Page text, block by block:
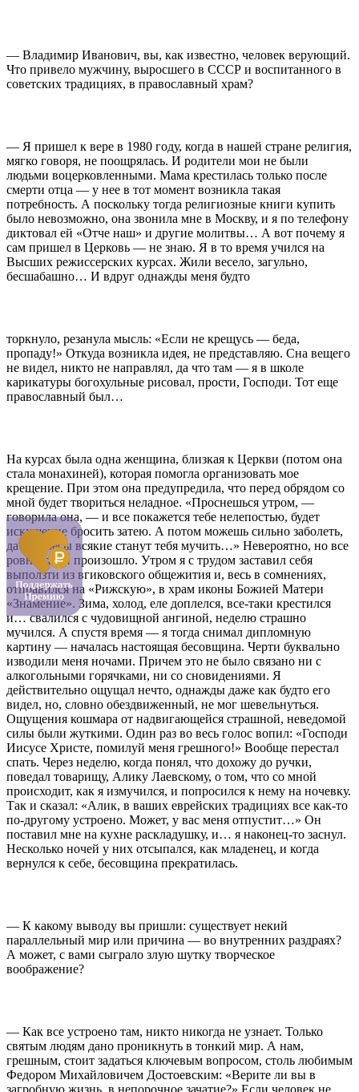
— Владимир Иванович, вы, как известно, человек верующий.
Что привело мужчину, выросшего в СССР и воспитанного в
советских традициях, в православный храм?
— Я пришел к вере в 1980 году, когда в нашей стране религия,
мягко говоря, не поощрялась. И родители мои не были
людьми воцерковленными. Мама крестилась только после
смерти отца — у нее в тот момент возникла такая
потребность. А поскольку тогда религиозные книги купить
было невозможно, она звонила мне в Москву, и я по телефону
диктовал ей «Отче наш» и другие молитвы… А вот почему я
сам пришел в Церковь — не знаю. Я в то время учился на
Высших режиссерских курсах. Жили весело, загульно,
бесшабашно… И вдруг однажды меня будто
торкнуло, резанула мысль: «Если не крещусь — беда,
пропаду!» Откуда возникла идея, не представляю. Сна вещего
не видел, никто не направлял, да что там — я в школе
карикатуры богохульные рисовал, прости, Господи. Тот еще
православный был…
На курсах была одна женщина, близкая к Церкви (потом она
стала монахиней), которая помогла организовать мое
крещение. При этом она предупредила, что перед обрядом со
мной будет твориться неладное. «Проснешься утром, —
говорила она, — и все покажется тебе нелепостью, будет
искушение бросить затею. А потом можешь сильно заболеть,
да еще бесы всякие станут тебя мучить…» Невероятно, но все
ровно так и произошло. Утром я с трудом заставил себя
выползти из вгиковского общежития и, весь в сомнениях,
отправился на «Рижскую», в храм иконы Божией Матери
«Знамение». Зима, холод, еле доплелся, все-таки крестился
и… свалился с чудовищной ангиной, неделю страшно
мучился. А спустя время — я тогда снимал дипломную
картину — началась настоящая бесовщина. Черти буквально
изводили меня ночами. Причем это не было связано ни с
алкогольными горячками, ни со сновидениями. Я
действительно ощущал нечто, однажды даже как будто его
видел, но, словно ­обездвиженный, не мог шевельнуться.
Ощущения кошмара от надвигающейся страшной, неведомой
силы были жуткими. Один раз во весь голос вопил: «Господи
Иисусе Христе, помилуй меня грешного!» Вообще перестал
спать. Через неделю, когда понял, что дохожу до ручки,
поведал товарищу, Алику Лаевскому, о том, что со мной
происходит, как я измучился, и попросился к нему на ночевку.
Так и сказал: «Алик, в ваших еврейских традициях все как-то
по-другому устроено. Может, у вас меня отпустит…» Он
поставил мне на кухне раскладушку, и… я наконец-то заснул.
Несколько ночей у них отсыпался, как младенец, и когда
вернулся к себе, бесовщина прекратилась.
— К какому выводу вы пришли: существует некий
параллельный мир или причина — во внутренних раздраях?
А может, с вами сыграло злую шутку творческое
воображение?
— Как все устроено там, никто никогда не узнает. Только
святым людям дано проникнуть в тонкий мир. А нам,
грешным, стоит задаться ключевым вопросом, столь любимым
Федором Михайловичем Достоевским: «Верите ли вы в
загробную жизнь, в непорочное зачатие?» Если человек не